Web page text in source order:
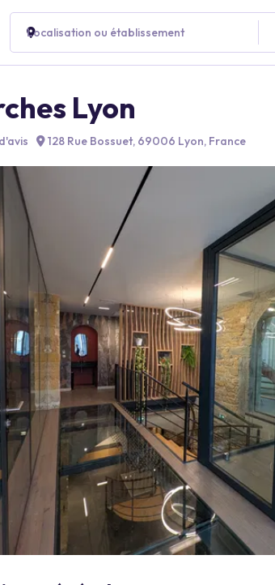
Localisation ou établissement
Lyon
128 Rue Bossuet, 69006 Lyon, France